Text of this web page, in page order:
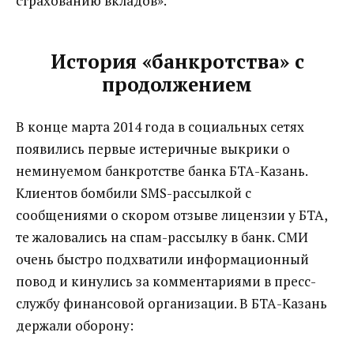
История «банкротства» с
продолжением
В конце марта 2014 года в социальных сетях
появились первые истеричные выкрики о
неминуемом банкротстве банка БТА-Казань.
Клиентов бомбили SMS-рассылкой с
сообщениями о скором отзыве лицензии у БТА,
те жаловались на спам-рассылку в банк. СМИ
очень быстро подхватили информационный
повод и кинулись за комментариями в пресс-
службу финансовой организации. В БТА-Казань
держали оборону: